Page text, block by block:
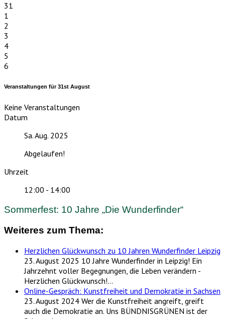
31
1
2
3
4
5
6
Veranstaltungen für31st August
Keine Veranstaltungen
Datum
Sa. Aug. 2025
Abgelaufen!
Uhrzeit
12:00 - 14:00
Sommerfest: 10 Jahre „Die Wunderfinder“
Weiteres zum Thema:
Herzlichen Glückwunsch zu 10 Jahren Wunderfinder Leipzig
23. August 2025 10 Jahre Wunderfinder in Leipzig! Ein
Jahrzehnt voller Begegnungen, die Leben verändern -
Herzlichen Glückwunsch!…
Online-Gespräch: Kunstfreiheit und Demokratie in Sachsen
23. August 2024 Wer die Kunstfreiheit angreift, greift
auch die Demokratie an. Uns BÜNDNISGRÜNEN ist der